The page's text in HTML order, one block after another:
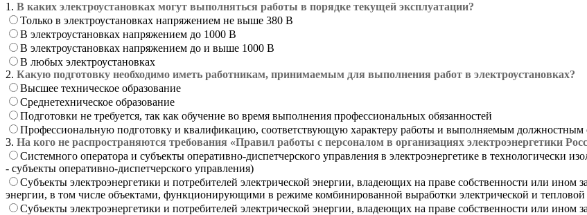
1. В каких электроустановках могут выполняться работы в порядке текущей эксплуатации?
Только в электроустановках напряжением не выше 380 В
В электроустановках напряжением до 1000 В
В электроустановках напряжением до и выше 1000 В
В любых электроустановках
2. Какую подготовку необходимо иметь работникам, принимаемым для выполнения работ в электроустановках?
Высшее техническое образование
Среднетехническое образование
Подготовки не требуется, так как обучение во время выполнения профессиональных обязанностей
Профессиональную подготовку и квалификацию, соответствующую характеру работы и выполняемым должностным
3. На кого не распространяются требования «Правил работы с персоналом в организациях электроэнергетики
Системного оператора и субъекты оперативно-диспетчерского управления в электроэнергетике в технологически
- субъекты оперативно-диспетчерского управления)
Субъекты электроэнергетики и потребителей электрической энергии, владеющих на праве собственности или ином
энергии, в том числе объектами, функционирующими в режиме комбинированной выработки электрической и тепловой
Субъекты электроэнергетики и потребителей электрической энергии, владеющих на праве собственности или ином